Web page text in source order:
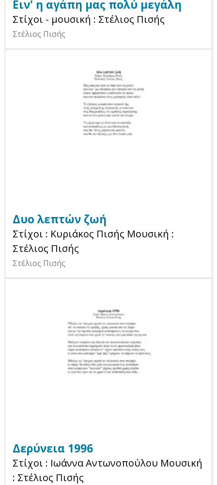
Ειν' η αγάπη μας πολύ μεγάλη
Στίχοι - μουσική : Στέλιος Πισής
Στέλιος Πισής
Δυο λεπτών ζωή
Στίχοι : Κυριάκος Πισής Μουσική :
Στέλιος Πισής
Στέλιος Πισής
Δερύνεια 1996
Στίχοι : Ιωάννα Αντωνοπούλου Μουσική
: Στέλιος Πισής